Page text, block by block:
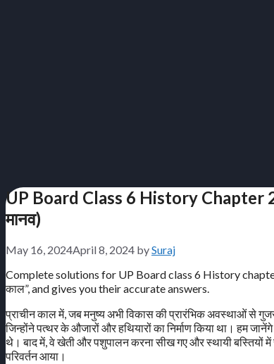
UP Board Class 6 History Chapter
मानव)
May 16, 2024April 8, 2024 bySuraj
Complete solutions for UP Board class 6 History
काल”, and gives you their accurate answers.
प्राचीन काल में, जब मनुष्य अभी विकास की प्रारंभिक अवस्थाओं से
जिन्होंने पत्थर के औजारों और हथियारों का निर्माण किया था।
थे। बाद में, वे खेती और पशुपालन करना सीख गए और स्थायी बस्तियों
परिवर्तन आया।